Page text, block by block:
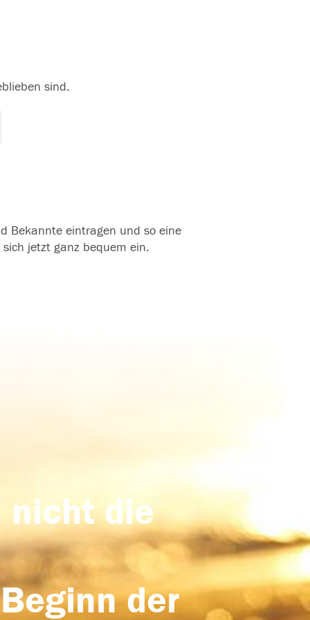
sind.
Bekannte eintragen und so eine
jetzt ganz bequem ein.
nicht die
der